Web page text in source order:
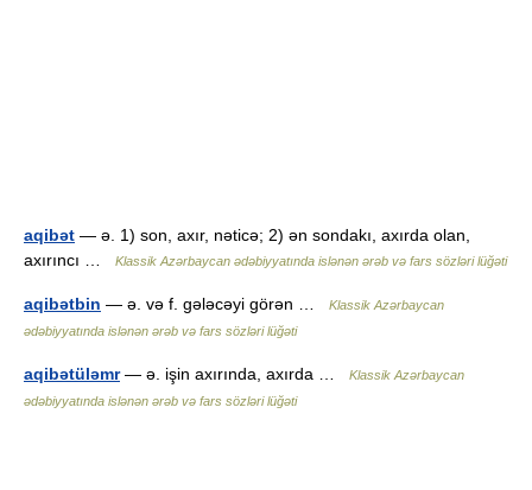
aqibət — ə. 1) son, axır, nəticə; 2) ən sondakı, axırda olan,
axırıncı …
Klassik Azərbaycan ədəbiyyatında islənən ərəb və fars sözləri lüğəti
aqibətbin — ə. və f. gələcəyi görən …
Klassik Azərbaycan
ədəbiyyatında islənən ərəb və fars sözləri lüğəti
aqibətüləmr— ə. işin axırında, axırda …
Klassik Azərbaycan
ədəbiyyatında islənən ərəb və fars sözləri lüğəti